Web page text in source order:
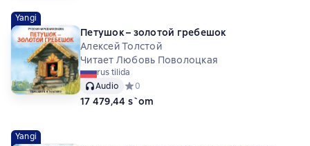
Yangi
Петушок – золотой гребешок
Алексей Толстой
Читает Любовь Поволоцкая
rus tilida
Audio
Средний рейтинг 0 на основе 0 оценок
0
17 479,44 s`om
Yangi